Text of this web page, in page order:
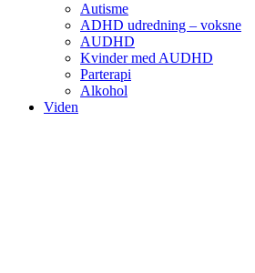
Autisme
ADHD udredning – voksne
AUDHD
Kvinder med AUDHD
Parterapi
Alkohol
Viden